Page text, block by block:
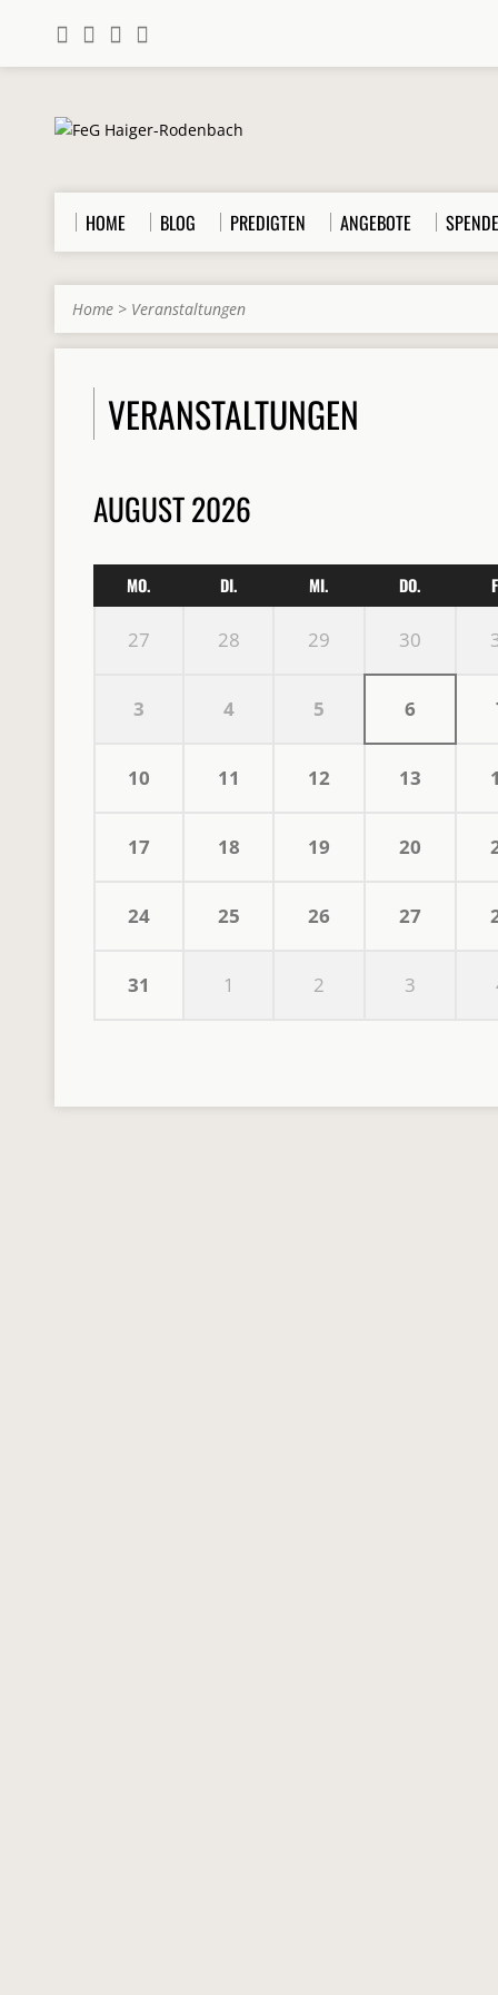
HOME BLOG PREDIGTEN ANGEBOTE
Home > Veranstaltungen
VERANSTALTUNGEN
AUGUST 2026
MO. DI. MI. DO.
27 28 29 30
3 4 5 6
10 11 12 13
17 18 19 20
24 25 26 27
31 1 2 3